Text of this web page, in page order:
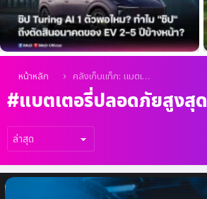
คุณอยู่ที่นี่:
หน้าหลัก คลังเก็บแท็ก: แบตเตอรี่ปลอดภัยสูงสุด
แบตเตอรี่ปลอดภัยสูงสุด
เรื่อง